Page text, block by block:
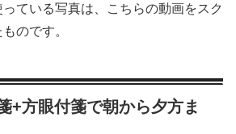
ている写真は、こちらの動画をスク
のです。
+方眼付箋で朝から夕方ま